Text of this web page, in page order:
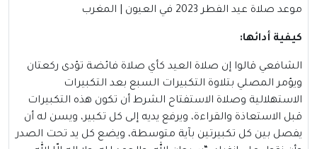
موعد صلاة عيد الفطر 2023 في العيون | المغرب
كيفية أدائها:
الشافعي قالوا إن صلاة العيد كأي صلاة فائضة تؤدى ركعتان
ويؤمر المصلي بتلاوة التكبيرات السبع بعد التكبيرات
الاستهلالية وصلاة الاستفتاح الشرط أن تكون هذه التكبيرات
قبل الاستعاذة والقراءة، ويرفع يديه إلى كل تكبير، ويسن له أن
يفصل بين كل تكبيرتين بآية متوسطة، ويضع كل يد تحت الصدر